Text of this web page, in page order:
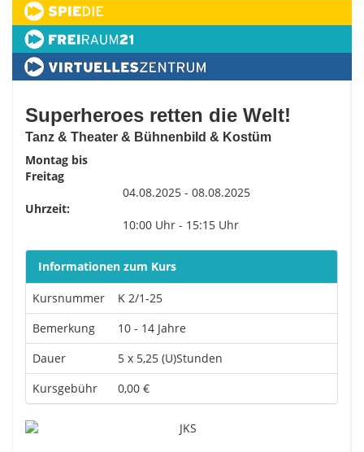
Superheroes retten die Welt!
Tanz & Theater & Bühnenbild & Kostüm
Montag bis
Freitag
04.08.2025 - 08.08.2025
Uhrzeit:
10:00 Uhr - 15:15 Uhr
Informationen zum Kurs
Kursnummer
K 2/1-25
Bemerkung
10 - 14 Jahre
Dauer
5 x 5,25 (U)Stunden
Kursgebühr
0,00 €